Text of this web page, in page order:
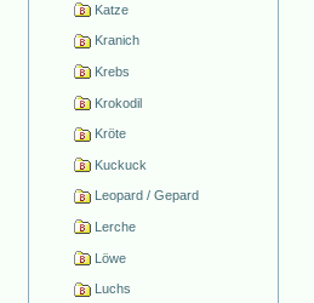
Katze
Kranich
Krebs
Krokodil
Kröte
Kuckuck
Leopard / Gepard
Lerche
Löwe
Luchs